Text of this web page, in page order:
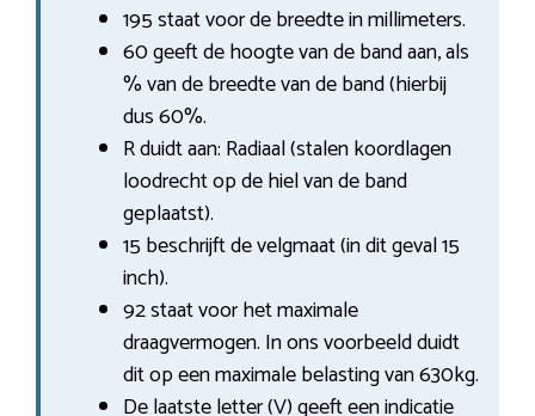
195 staat voor de breedte in millimeters.
60 geeft de hoogte van de band aan, als
% van de breedte van de band (hierbij
dus 60%.
R duidt aan: Radiaal (stalen koordlagen
loodrecht op de hiel van de band
geplaatst).
15 beschrijft de velgmaat (in dit geval 15
inch).
92 staat voor het maximale
draagvermogen. In ons voorbeeld duidt
dit op een maximale belasting van 630kg.
De laatste letter (V) geeft een indicatie